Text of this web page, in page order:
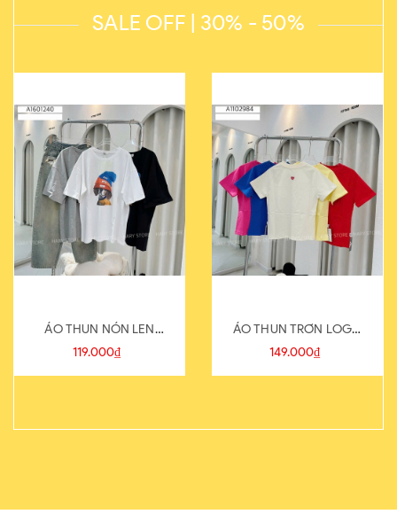
SALE OFF | 30% - 50%
ÁO THUN NÓN LEN
821-1
119.000₫
ÁO THUN TRƠN LOGO
SAU
149.000₫